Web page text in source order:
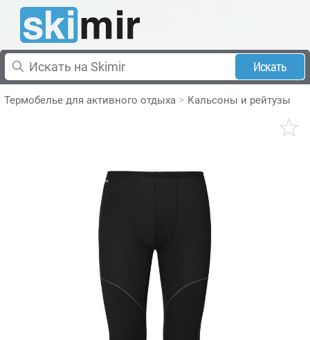
Искать
Термобелье для активного отдыха Кальсоны и рейтузы